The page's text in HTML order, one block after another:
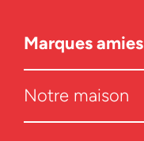
Marques amies
Notre maison